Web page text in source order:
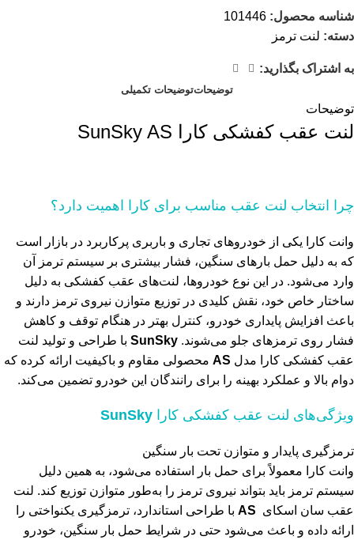
شناسه محصول: 101446
دسته: لنت ترمز
به اشتراک بگذارید:
توضیحاتتوضیحات تکمیلی
توضیحات
لنت عقب کفشکی کارا SunSky AS
چرا انتخاب لنت عقب مناسب برای کارا اهمیت دارد؟
وانت کارا یکی از خودروهای تجاری و باربری پرکاربرد در بازار است
که به دلیل حمل بارهای سنگین، فشار بیشتری بر سیستم ترمز آن
وارد می‌شود. در این نوع خودروها، لنت‌های عقب کفشکی به دلیل
ساختار خاص خود، نقش کلیدی در توزیع متوازن نیروی ترمز دارند و
باعث افزایش پایداری خودرو، کنترل بهتر در هنگام توقف و کاهش
فشار روی ترمزهای جلو می‌شوند. SunSky با طراحی و تولید لنت
عقب کفشکی کارا مدل AS محصولی مقاوم و باکیفیت ارائه کرده که
دوام بالا و عملکرد بهینه را برای رانندگان این خودرو تضمین می‌کند.
ویژگی‌های لنت عقب کفشکی کارا SunSky
ترمزگیری پایدار و متوازن تحت بار سنگین
وانت کارا معمولاً برای حمل بار استفاده می‌شود، به همین دلیل
سیستم ترمز باید بتواند نیروی ترمز را به‌طور متوازن توزیع کند. لنت
عقب سان اسکای
با طراحی استاندارد، ترمزگیری یکنواختی را
ارائه داده و باعث می‌شود حتی در شرایط حمل بار سنگین، خودرو